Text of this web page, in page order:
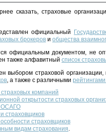
сказать, страховые
официальный
брокеров и общества
официальным документом, не
также алфавитный список
выбором страховой
, а также с различными
компаний
открытости страховых
ОСАГО
страховщиков
страховщиков
видам страхования.